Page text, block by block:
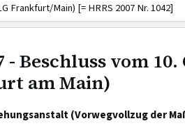
Frankfurt/Main) [= HRRS 2007 Nr. 1042]
- Beschluss vom
am Main)
(Vorwegvollzug der